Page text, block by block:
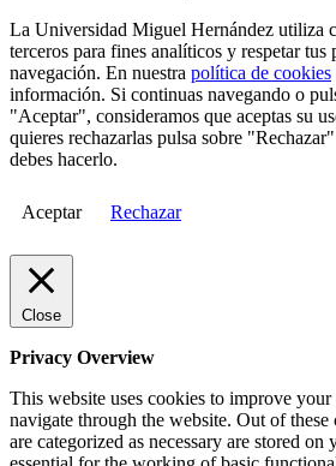
La Universidad Miguel Hernández utiliza
terceros para fines analíticos y respetar tus
navegación. En nuestra política de cookies
información. Si continuas navegando o
"Aceptar", consideramos que aceptas su
quieres rechazarlas pulsa sobre
debes hacerlo.
Aceptar Rechazar
Close
Privacy Overview
This website uses cookies to improve
navigate through the website. Out of these
are categorized as necessary are stored on